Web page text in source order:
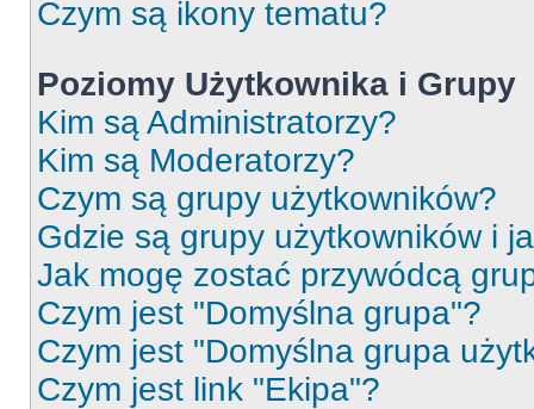
Czym są ikony tematu?
Poziomy Użytkownika i Grupy
Kim są Administratorzy?
Kim są Moderatorzy?
Czym są grupy użytkowników?
Gdzie są grupy użytkowników i
Jak mogę zostać przywódcą
Czym jest "Domyślna grupa"?
Czym jest "Domyślna grupa
Czym jest link "Ekipa"?